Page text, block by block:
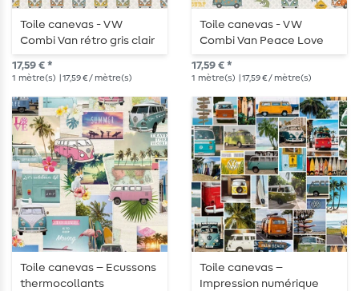
Toile canevas - VW
Combi Van rétro gris clair
Multicolore
17,59 € *
1 mètre(s) | 17,59 € / mètre(s)
Toile canevas - VW
Combi Van Peace Love
Surf Gris clair Multicolore
17,59 € *
1 mètre(s) | 17,59 € / mètre(s)
Toile canevas – Ecussons
thermocollants
Toile canevas –
Impression numérique